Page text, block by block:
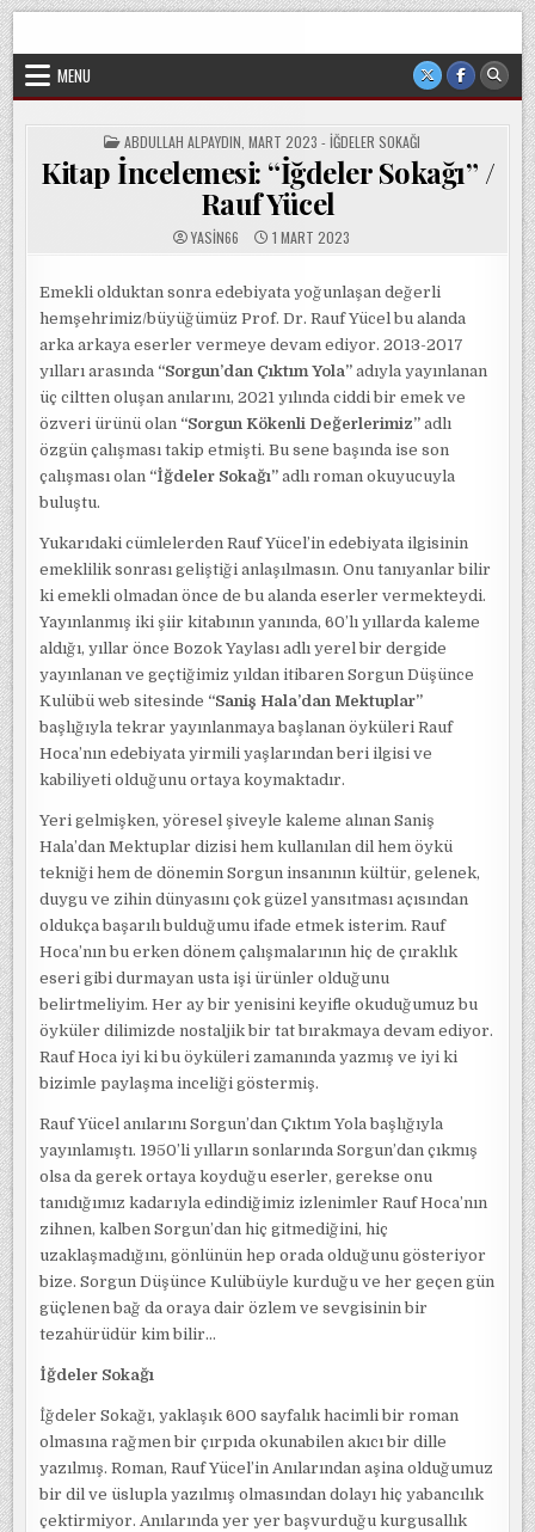
Skip
to
content
veya cemaatin güdümünde ya da tesirinde olmayan, tamamen
MENU
POSTED
IN
ABDULLAH ALPAYDIN MART 2023 - İĞDELER SOKAĞI
Kitap İncelemesi: “İğdeler Sokağı” /
Rauf Yücel
YASIN66 1 MART 2023
Emekli olduktan sonra edebiyata yoğunlaşan değerli
hemşehrimiz/büyüğümüz Prof. Dr. Rauf Yücel bu alanda
arka arkaya eserler vermeye devam ediyor. 2013-2017
yılları arasında “Sorgun’dan Çıktım Yola” adıyla yayınlanan
üç ciltten oluşan anılarını, 2021 yılında ciddi bir emek ve
özveri ürünü olan “Sorgun Kökenli Değerlerimiz” adlı
özgün çalışması takip etmişti. Bu sene başında ise son
çalışması olan “İğdeler Sokağı” adlı roman okuyucuyla
buluştu.
Yukarıdaki cümlelerden Rauf Yücel’in edebiyata ilgisinin
emeklilik sonrası geliştiği anlaşılmasın. Onu tanıyanlar bilir
ki emekli olmadan önce de bu alanda eserler vermekteydi.
Yayınlanmış iki şiir kitabının yanında, 60’lı yıllarda kaleme
aldığı, yıllar önce Bozok Yaylası adlı yerel bir dergide
yayınlanan ve geçtiğimiz yıldan itibaren Sorgun Düşünce
Kulübü web sitesinde “Saniş Hala’dan Mektuplar”
başlığıyla tekrar yayınlanmaya başlanan öyküleri Rauf
Hoca’nın edebiyata yirmili yaşlarından beri ilgisi ve
kabiliyeti olduğunu ortaya koymaktadır.
Yeri gelmişken, yöresel şiveyle kaleme alınan Saniş
Hala’dan Mektuplar dizisi hem kullanılan dil hem öykü
tekniği hem de dönemin Sorgun insanının kültür, gelenek,
duygu ve zihin dünyasını çok güzel yansıtması açısından
oldukça başarılı bulduğumu ifade etmek isterim. Rauf
Hoca’nın bu erken dönem çalışmalarının hiç de çıraklık
eseri gibi durmayan usta işi ürünler olduğunu
belirtmeliyim. Her ay bir yenisini keyifle okuduğumuz bu
öyküler dilimizde nostaljik bir tat bırakmaya devam ediyor.
Rauf Hoca iyi ki bu öyküleri zamanında yazmış ve iyi ki
bizimle paylaşma inceliği göstermiş.
Rauf Yücel anılarını Sorgun’dan Çıktım Yola başlığıyla
yayınlamıştı. 1950’li yılların sonlarında Sorgun’dan çıkmış
olsa da gerek ortaya koyduğu eserler, gerekse onu
tanıdığımız kadarıyla edindiğimiz izlenimler Rauf Hoca’nın
zihnen, kalben Sorgun’dan hiç gitmediğini, hiç
uzaklaşmadığını, gönlünün hep orada olduğunu gösteriyor
bize. Sorgun Düşünce Kulübüyle kurduğu ve her geçen gün
güçlenen bağ da oraya dair özlem ve sevgisinin bir
tezahürüdür kim bilir…
İğdeler Sokağı
İğdeler Sokağı, yaklaşık 600 sayfalık hacimli bir roman
olmasına rağmen bir çırpıda okunabilen akıcı bir dille
yazılmış. Roman, Rauf Yücel’in Anılarından aşina olduğumuz
bir dil ve üslupla yazılmış olmasından dolayı hiç yabancılık
çektirmiyor. Anılarında yer yer başvurduğu kurgusallık